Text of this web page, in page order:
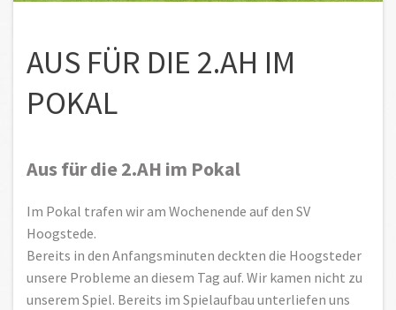
AUS FÜR DIE 2.AH IM
POKAL
Aus für die 2.AH im Pokal
Im Pokal trafen wir am Wochenende auf den SV
Hoogstede.
Bereits in den Anfangsminuten deckten die Hoogsteder
unsere Probleme an diesem Tag auf. Wir kamen nicht zu
unserem Spiel. Bereits im Spielaufbau unterliefen uns